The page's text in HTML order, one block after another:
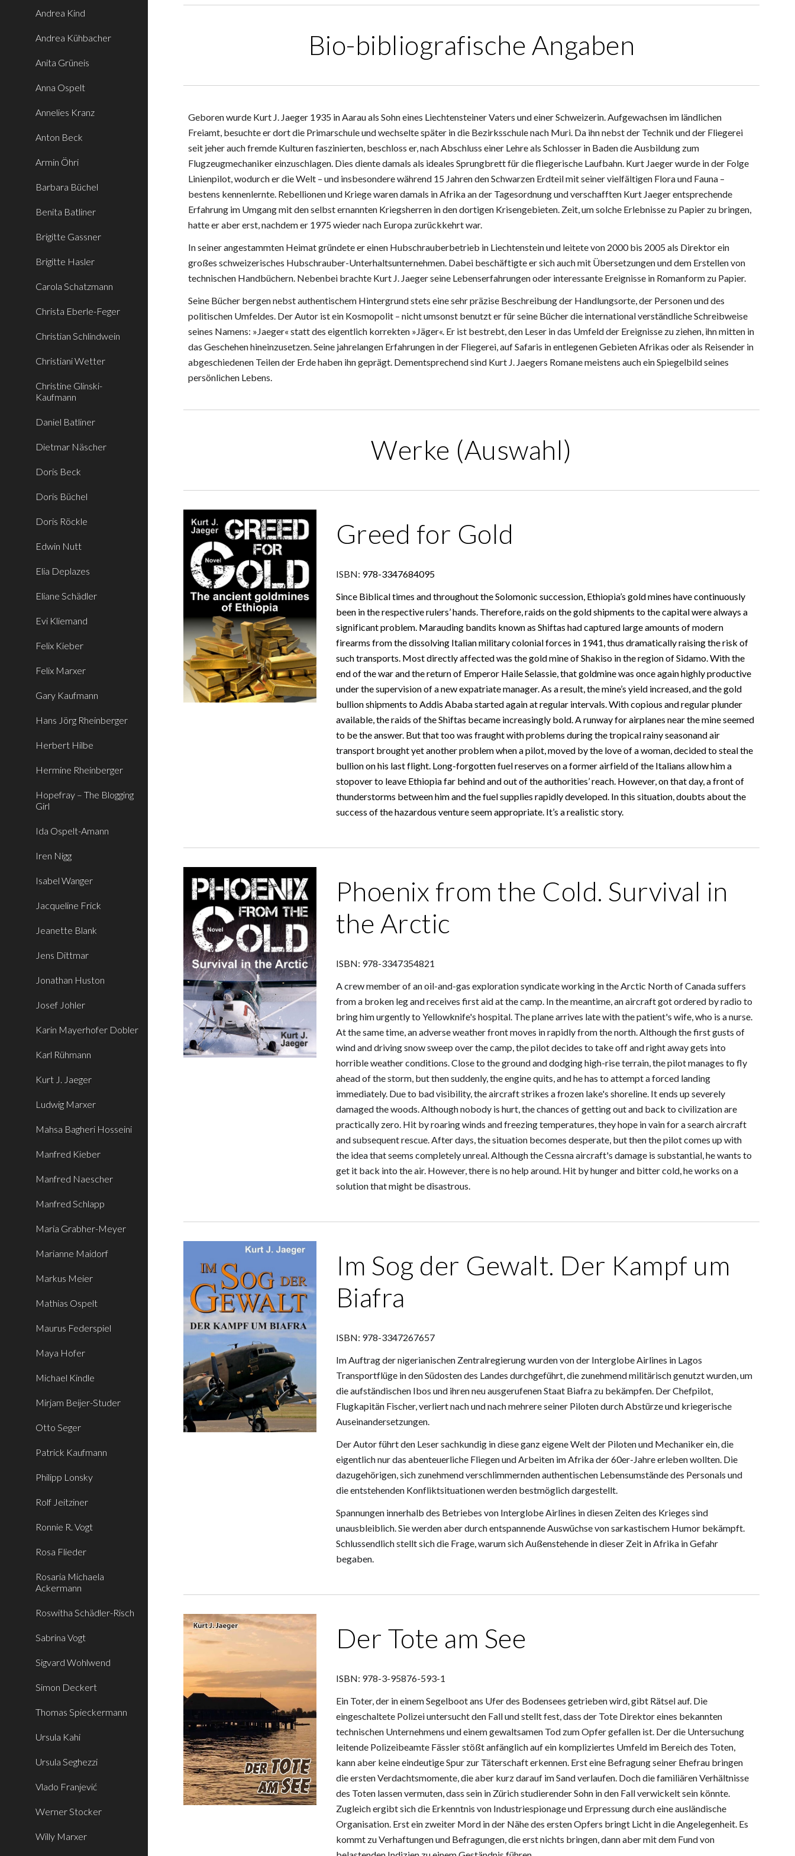
Andrea Kind
Andrea Kühbacher
Anita Grüneis
Anna Ospelt
Annelies Kranz
Anton Beck
Armin Öhri
Barbara Büchel
Benita Batliner
Brigitte Gassner
Brigitte Hasler
Carola Schatzmann
Christa Eberle-Feger
Christian Schlindwein
Christiani Wetter
Christine Glinski-
Kaufmann
Daniel Batliner
Dietmar Näscher
Doris Beck
Doris Büchel
Doris Röckle
Edwin Nutt
Elia Deplazes
Eliane Schädler
Evi Kliemand
Felix Kieber
Felix Marxer
Gary Kaufmann
Hans Jörg Rheinberger
Herbert Hilbe
Hermine Rheinberger
Hopefray – The Blogging
Girl
Ida Ospelt-Amann
Iren Nigg
Isabel Wanger
Jacqueline Frick
Jeanette Blank
Jens Dittmar
Jonathan Huston
Josef Johler
Karin Mayerhofer Dobler
Karl Rühmann
Kurt J. Jaeger
Ludwig Marxer
Mahsa Bagheri Hosseini
Manfred Kieber
Manfred Naescher
Manfred Schlapp
Maria Grabher-Meyer
Marianne Maidorf
Markus Meier
Mathias Ospelt
Maurus Federspiel
Maya Hofer
Michael Kindle
Mirjam Beijer-Studer
Otto Seger
Patrick Kaufmann
Philipp Lonsky
Rolf Jeitziner
Ronnie R. Vogt
Rosa Flieder
Rosaria Michaela
Ackermann
Roswitha Schädler-Risch
Sabrina Vogt
Sigvard Wohlwend
Simon Deckert
Thomas Spieckermann
Ursula Kahi
Ursula Seghezzi
Vlado Franjević
Werner Stocker
Willy Marxer
Bio-bibliografische Angaben
Geboren wurde Kurt J. Jaeger 1935 in Aarau als Sohn eines Liechtensteiner Vaters und einer Schweizerin. Aufgewachsen im ländlichen
Freiamt, besuchte er dort die Primarschule und wechselte später in die Bezirksschule nach Muri. Da ihn nebst der Technik und der Fliegerei
seit jeher auch fremde Kulturen faszinierten, beschloss er, nach Abschluss einer Lehre als Schlosser in Baden die Ausbildung zum
Flugzeugmechaniker einzuschlagen. Dies diente damals als ideales Sprungbrett für die fliegerische Laufbahn. Kurt Jaeger wurde in der Folge
Linienpilot, wodurch er die Welt – und insbesondere während 15 Jahren den Schwarzen Erdteil mit seiner vielfältigen Flora und Fauna –
bestens kennenlernte. Rebellionen und Kriege waren damals in Afrika an der Tagesordnung und verschafften Kurt Jaeger entsprechende
Erfahrung im Umgang mit den selbst ernannten Kriegsherren in den dortigen Krisengebieten. Zeit, um solche Erlebnisse zu Papier zu bringen,
hatte er aber erst, nachdem er 1975 wieder nach Europa zurückkehrt war.
In seiner angestammten Heimat gründete er einen Hubschrauberbetrieb in Liechtenstein und leitete von 2000 bis 2005 als Direktor ein
großes schweizerisches Hubschrauber-Unterhaltsunternehmen. Dabei beschäftigte er sich auch mit Übersetzungen und dem Erstellen von
technischen Handbüchern. Nebenbei brachte Kurt J. Jaeger seine Lebenserfahrungen oder interessante Ereignisse in Romanform zu Papier.
Seine Bücher bergen nebst authentischem Hintergrund stets eine sehr präzise Beschreibung der Handlungsorte, der Personen und des
politischen Umfeldes. Der Autor ist ein Kosmopolit – nicht umsonst benutzt er für seine Bücher die international verständliche Schreibweise
seines Namens: »Jaeger« statt des eigentlich korrekten »Jäger«. Er ist bestrebt, den Leser in das Umfeld der Ereignisse zu ziehen, ihn mitten in
das Geschehen hineinzusetzen. Seine jahrelangen Erfahrungen in der Fliegerei, auf Safaris in entlegenen Gebieten Afrikas oder als Reisender in
abgeschiedenen Teilen der Erde haben ihn geprägt. Dementsprechend sind Kurt J. Jaegers Romane meistens auch ein Spiegelbild seines
persönlichen Lebens.
Werke (Auswahl)
Greed for Gold
ISBN: 978-3347684095
Since Biblical times and throughout the Solomonic succession, Ethiopia’s gold mines have continuously
been in the respective rulers’ hands. Therefore, raids on the gold shipments to the capital were always a
significant problem. Marauding bandits known as Shiftas had captured large amounts of modern
firearms from the dissolving Italian military colonial forces in 1941, thus dramatically raising the risk of
such transports. Most directly affected was the gold mine of Shakiso in the region of Sidamo. With the
end of the war and the return of Emperor Haile Selassie, that goldmine was once again highly productive
under the supervision of a new expatriate manager. As a result, the mine’s yield increased, and the gold
bullion shipments to Addis Ababa started again at regular intervals. With copious and regular plunder
available, the raids of the Shiftas became increasingly bold. A runway for airplanes near the mine seemed
to be the answer. But that too was fraught with problems during the tropical rainy seasonand air
transport brought yet another problem when a pilot, moved by the love of a woman, decided to steal the
bullion on his last flight. Long-forgotten fuel reserves on a former airfield of the Italians allow him a
stopover to leave Ethiopia far behind and out of the authorities’ reach. However, on that day, a front of
thunderstorms between him and the fuel supplies rapidly developed. In this situation, doubts about the
success of the hazardous venture seem appropriate. It’s a realistic story.
Phoenix from the Cold. Survival in
the Arctic
ISBN: 978-3347354821
A crew member of an oil-and-gas exploration syndicate working in the Arctic North of Canada suffers
from a broken leg and receives first aid at the camp. In the meantime, an aircraft got ordered by radio to
bring him urgently to Yellowknife's hospital. The plane arrives late with the patient's wife, who is a nurse.
At the same time, an adverse weather front moves in rapidly from the north. Although the first gusts of
wind and driving snow sweep over the camp, the pilot decides to take off and right away gets into
horrible weather conditions. Close to the ground and dodging high-rise terrain, the pilot manages to fly
ahead of the storm, but then suddenly, the engine quits, and he has to attempt a forced landing
immediately. Due to bad visibility, the aircraft strikes a frozen lake's shoreline. It ends up severely
damaged the woods. Although nobody is hurt, the chances of getting out and back to civilization are
practically zero. Hit by roaring winds and freezing temperatures, they hope in vain for a search aircraft
and subsequent rescue. After days, the situation becomes desperate, but then the pilot comes up with
the idea that seems completely unreal. Although the Cessna aircraft's damage is substantial, he wants to
get it back into the air. However, there is no help around. Hit by hunger and bitter cold, he works on a
solution that might be disastrous.
Im Sog der Gewalt. Der Kampf um
Biafra
ISBN: 978-3347267657
Im Auftrag der nigerianischen Zentralregierung wurden von der Interglobe Airlines in Lagos
Transportflüge in den Südosten des Landes durchgeführt, die zunehmend militärisch genutzt wurden, um
die aufständischen Ibos und ihren neu ausgerufenen Staat Biafra zu bekämpfen. Der Chefpilot,
Flugkapitän Fischer, verliert nach und nach mehrere seiner Piloten durch Abstürze und kriegerische
Auseinandersetzungen.
Der Autor führt den Leser sachkundig in diese ganz eigene Welt der Piloten und Mechaniker ein, die
eigentlich nur das abenteuerliche Fliegen und Arbeiten im Afrika der 60er-Jahre erleben wollten. Die
dazugehörigen, sich zunehmend verschlimmernden authentischen Lebensumstände des Personals und
die entstehenden Konfliktsituationen werden bestmöglich dargestellt.
Spannungen innerhalb des Betriebes von Interglobe Airlines in diesen Zeiten des Krieges sind
unausbleiblich. Sie werden aber durch entspannende Auswüchse von sarkastischem Humor bekämpft.
Schlussendlich stellt sich die Frage, warum sich Außenstehende in dieser Zeit in Afrika in Gefahr
begaben.
Der Tote am See
ISBN: 978-3-95876-593-1
Ein Toter, der in einem Segelboot ans Ufer des Bodensees getrieben wird, gibt Rätsel auf. Die
eingeschaltete Polizei untersucht den Fall und stellt fest, dass der Tote Direktor eines bekannten
technischen Unternehmens und einem gewaltsamen Tod zum Opfer gefallen ist. Der die Untersuchung
leitende Polizeibeamte Fässler stößt anfänglich auf ein kompliziertes Umfeld im Bereich des Toten,
kann aber keine eindeutige Spur zur Täterschaft erkennen. Erst eine Befragung seiner Ehefrau bringen
die ersten Verdachtsmomente, die aber kurz darauf im Sand verlaufen. Doch die familiären Verhältnisse
des Toten lassen vermuten, dass sein in Zürich studierender Sohn in den Fall verwickelt sein könnte.
Zugleich ergibt sich die Erkenntnis von Industriespionage und Erpressung durch eine ausländische
Organisation. Erst ein zweiter Mord in der Nähe des ersten Opfers bringt Licht in die Angelegenheit. Es
kommt zu Verhaftungen und Befragungen, die erst nichts bringen, dann aber mit dem Fund von